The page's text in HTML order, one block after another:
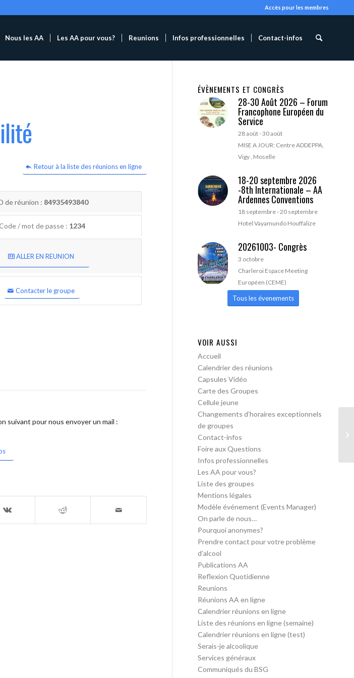
Accès pour les membres
Nous les AA Les AA pour vous? Reunions Infos professionnelles Contact-infos
Retour à la liste des réunions en ligne
de réunion : 84935493840
/ mot de passe : 1234
ALLER EN REUNION
Contacter le groupe
suivant pour nous envoyer un mail :
ÉVÈNEMENTS ET CONGRÈS
28-30 Août 2026 – Forum
Francophone Européen du
Service
28 août-30 août
MISE A JOUR: Centre ADDEPPA,
Vigy , Moselle
18-20 septembre 2026
-8th Internationale – AA
Ardennes Conventions
18 septembre-20 septembre
Hotel Vayamundo Houffalize
20261003- Congrès
3 octobre
Charleroi Espace Meeting
Européen (CEME)
Tous les évenements
VOIR AUSSI
Accueil
Calendrier des réunions
Capsules Vidéo
Carte des Groupes
Cellule jeune
Changements d’horaires exceptionnels
de groupes
Contact-infos
Foire aux Questions
Infos professionnelles
Les AA pour vous?
Liste des groupes
Mentions légales
Modèle événement (Events Manager)
On parle de nous…
Pourquoi anonymes?
Prendre contact pour votre problème
d’alcool
Publications AA
Reflexion Quotidienne
Reunions
Réunions AA en ligne
Calendrier réunions en ligne
Liste des réunions en ligne (semaine)
Calendrier réunions en ligne (test)
Serais-je alcoolique
Services généraux
Communiqués du BSG